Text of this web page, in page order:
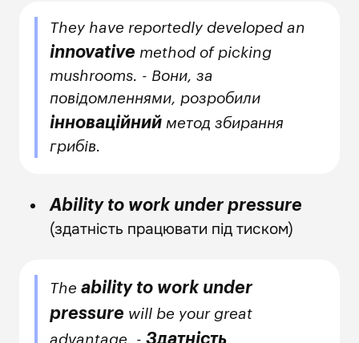
They have reportedly developed an
innovative method of picking
mushrooms. - Вони, за
повідомленнями, розробили
інноваційний метод збирання
грибів.
Ability to work under pressure
(здатність працювати під тиском)
Theability to work under
pressure will be your great
advantage. -Здатність